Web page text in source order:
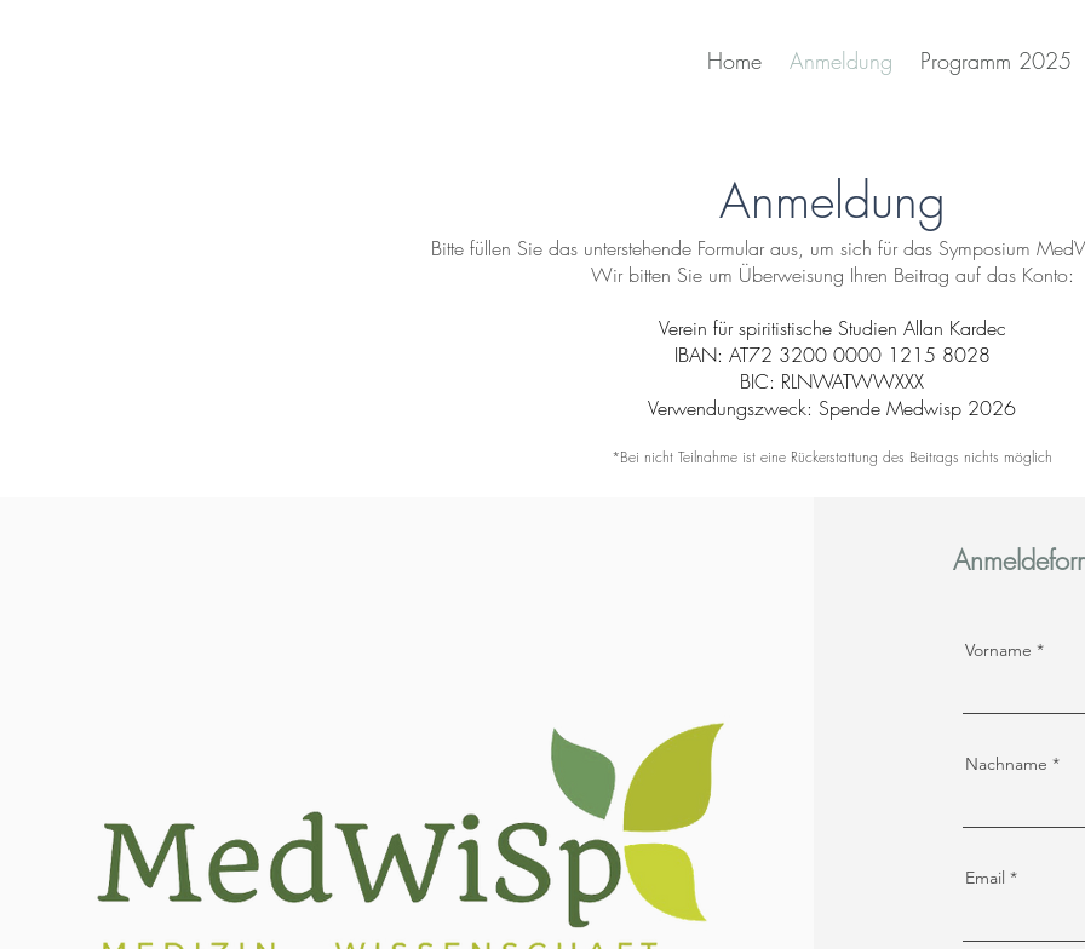
Home Anmeldung Programm 2025
Anmeldung
Bitte füllen Sie das unterstehende Formular aus, um sich für das Symposium
Wir bitten Sie um Überweisung Ihren Beitrag auf das Konto:
Verein für spiritistische Studien Allan Kardec
IBAN: AT72 3200 0000 1215 8028
BIC: RLNWATWWXXX
Verwendungszweck: Spende Medwisp 2026
*Bei nicht Teilnahme ist eine Rückerstattung des Beitrags nichts möglich
Vorname
Nachname
Email